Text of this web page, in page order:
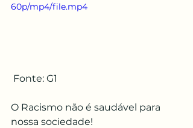
60p/mp4/file.mp4
Fonte: G1
O Racismo não é saudável para
nossa sociedade!